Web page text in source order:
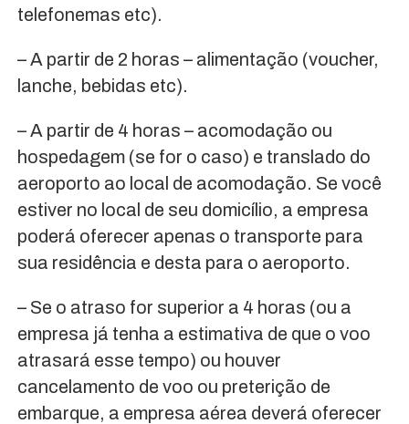
telefonemas etc).
– A partir de 2 horas – alimentação (voucher,
lanche, bebidas etc).
– A partir de 4 horas – acomodação ou
hospedagem (se for o caso) e translado do
aeroporto ao local de acomodação. Se você
estiver no local de seu domicílio, a empresa
poderá oferecer apenas o transporte para
sua residência e desta para o aeroporto.
– Se o atraso for superior a 4 horas (ou a
empresa já tenha a estimativa de que o voo
atrasará esse tempo) ou houver
cancelamento de voo ou preterição de
embarque, a empresa aérea deverá oferecer